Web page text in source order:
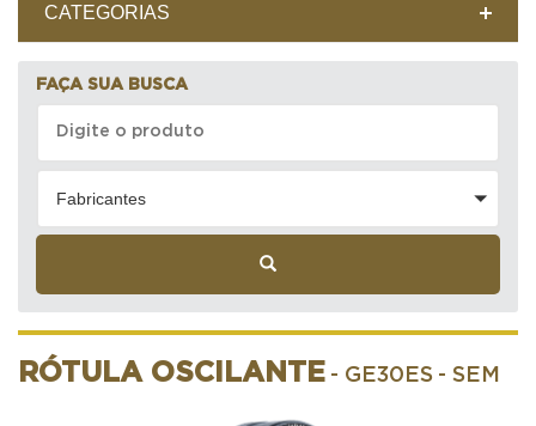
CATEGORIAS
FAÇA SUA BUSCA
Fabricantes
RÓTULA OSCILANTE - GE30ES - SEM